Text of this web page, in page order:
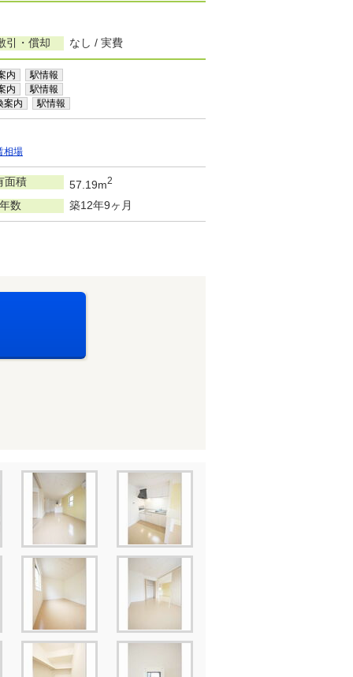
引・償却 なし / 実費
内 駅情報
内 駅情報
案内 駅情報
相場
面積 57.19m2
数 築12年9ヶ月